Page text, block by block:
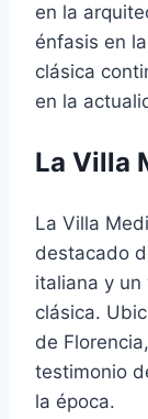
en la
énfasis en
clásica
en la
La Villa
La Villa
destacado
italiana y
clásica.
de
testimonio
la época.